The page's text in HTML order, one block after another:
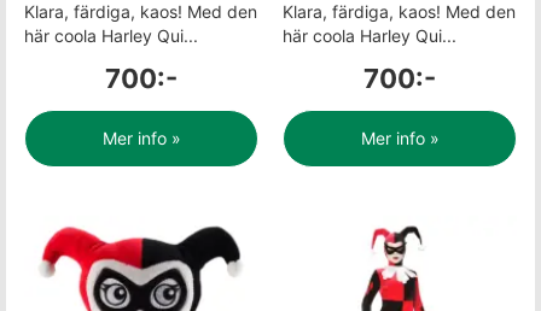
Klara, färdiga, kaos! Med den
här coola Harley Qui...
700:-
Mer info »
Klara, färdiga, kaos! Med den
här coola Harley Qui...
700:-
Mer info »